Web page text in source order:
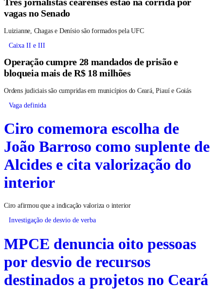
vagas no Senado
Luizianne, Chagas e Denísio são formados pela UFC
Caixa II e III
Operação cumpre 28 mandados de prisão e
bloqueia mais de R$ 18 milhões
Ordens judiciais são cumpridas em municípios do Ceará, Piauí e Goiás
Vaga definida
Ciro comemora escolha de
João Barroso como suplente de
Alcides e cita valorização do
interior
Ciro afirmou que a indicação valoriza o interior
Investigação de desvio de verba
MPCE denuncia oito pessoas
por desvio de recursos
destinados a projetos no Ceará